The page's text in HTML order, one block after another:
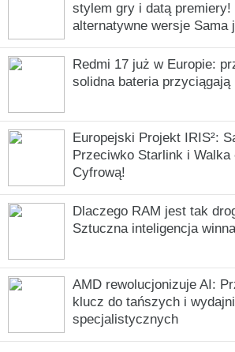
stylem gry i datą premiery!
alternatywne wersje Sama
Redmi 17 już w Europie:
solidna bateria przyciągają
Europejski Projekt IRIS²:
Przeciwko Starlink i Walka
Cyfrową!
Dlaczego RAM jest tak
Sztuczna inteligencja
AMD rewolucjonizuje AI:
klucz do tańszych i
specjalistycznych